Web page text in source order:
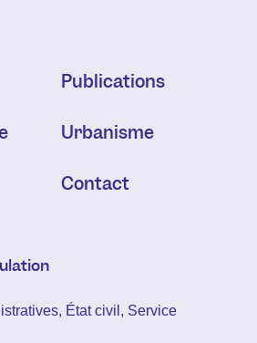
Publications
Urbanisme
Contact
État civil, Service